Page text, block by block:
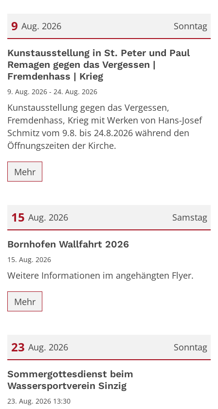
Sonntag
9 Aug. 2026
Datum: 9. August 2026
Kunstausstellung in St. Peter und Paul
Remagen gegen das Vergessen |
Fremdenhass | Krieg
9. Aug. 2026 - 24. Aug. 2026
Kunstausstellung gegen das Vergessen,
Fremdenhass, Krieg mit Werken von Hans-Josef
Schmitz vom 9.8. bis 24.8.2026 während den
Öffnungszeiten der Kirche.
Mehr
Samstag
15 Aug. 2026
Datum: 15. August 2026
Bornhofen Wallfahrt 2026
15. Aug. 2026
Weitere Informationen im angehängten Flyer.
Mehr
Sonntag
23 Aug. 2026
Datum: 23. August 2026
Sommergottesdienst beim
Wassersportverein Sinzig
23. Aug. 2026 13:30